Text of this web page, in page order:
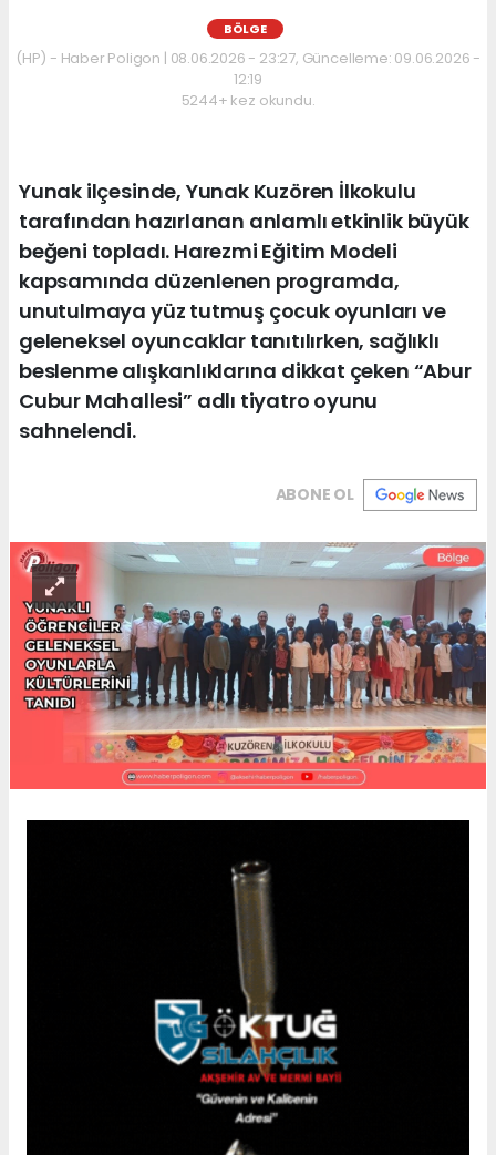
BÖLGE
(HP) - Haber Poligon | 08.06.2026 - 23:27, Güncelleme: 09.06.2026 -
12:19
5244+ kez okundu.
Yunak ilçesinde, Yunak Kuzören İlkokulu
tarafından hazırlanan anlamlı etkinlik büyük
beğeni topladı. Harezmi Eğitim Modeli
kapsamında düzenlenen programda,
unutulmaya yüz tutmuş çocuk oyunları ve
geleneksel oyuncaklar tanıtılırken, sağlıklı
beslenme alışkanlıklarına dikkat çeken “Abur
Cubur Mahallesi” adlı tiyatro oyunu
sahnelendi.
ABONE OL